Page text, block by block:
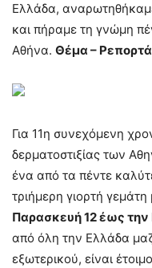
Ελλάδα,
και πήραμε τη γνώμη
Αθήνα. Θέμα –
Για 11η συνεχόμενη
δερματοστιξίας των
ένα από τα πέντε
τριήμερη γιορτή
Παρασκευή 12 έως την
από όλη την Ελλάδα
εξωτερικού, είναι